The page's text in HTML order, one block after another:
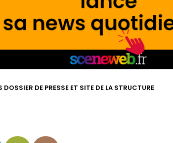
DOSSIER DE PRESSE ET SITE DE LA STRUCTURE